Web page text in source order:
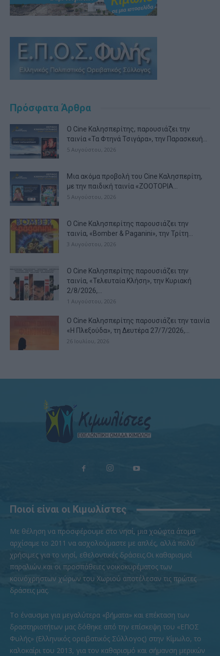
Πρόσφατα Άρθρα
Ο Cine Καλησπερίτης, παρουσιάζει την
ταινία «Τα Φτηνά Τσιγάρα», την Παρασκευή...
5 Αυγούστου, 2026
Μια ακόμα προβολή του Cine Καλησπερίτη,
με την παιδική ταινία «ZOOTOPIA...
5 Αυγούστου, 2026
Ο Cine Καλησπερίτης παρουσιάζει την
ταινία, «Bomber & Paganini», την Τρίτη...
3 Αυγούστου, 2026
Ο Cine Καλησπερίτης παρουσιάζει την
ταινία, «Τελευταία Κλήση», την Κυριακή
2/8/2026,...
1 Αυγούστου, 2026
Ο Cine Καλησπερίτης παρουσιάζει την ταινία
«Η Πλεξούδα», τη Δευτέρα 27/7/2026,...
26 Ιουλίου, 2026
Ποιοί είναι οι Κιμωλίστες
Με θέληση να προσφέρουμε στο νησί, μια χούφτα άτομα
αρχίσαμε το 2011 να ασχολούμαστε με απλές, αλλά πολύ
χρήσιμες για το νησί, εθελοντικές δράσεις.Οι καθαρισμοί
παραλιών και οι προσπάθειες νοικοκυρέματος των
κοινόχρηστων χώρων του Χωριού αποτέλεσαν τις πρώτες
δράσεις μας.
To έναυσμα για μεγαλύτερα «βήματα» και επέκταση των
δραστηριοτήτων μας δόθηκε από την επίσκεψη του «ΕΠΟΣ
Φυλής» (Ελληνικός ορειβατικός Σύλλογος) στην Κίμωλο, το
καλοκαίρι του 2013, για τον καθαρισμό και σήμανση μερικών